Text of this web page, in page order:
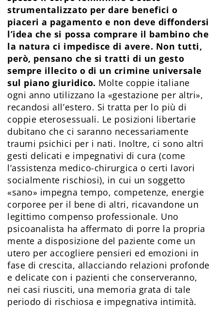
strumentalizzato per dare benefici o
piaceri a pagamento e non deve diffondersi
l’idea che si possa comprare il bambino che
la natura ci impedisce di avere. Non tutti,
però, pensano che si tratti di un gesto
sempre illecito o di un crimine universale
sul piano giuridico. Molte coppie italiane
ogni anno utilizzano la «gestazione per altri»,
recandosi all’estero. Si tratta per lo più di
coppie eterosessuali. Le posizioni libertarie
dubitano che ci saranno necessariamente
traumi psichici per i nati. Inoltre, ci sono altri
gesti delicati e impegnativi di cura (come
l’assistenza medico-chirurgica o certi lavori
socialmente rischiosi), in cui un soggetto
«sano» impegna tempo, competenze, energie
corporee per il bene di altri, ricavandone un
legittimo compenso professionale. Uno
psicoanalista ha affermato di porre la propria
mente a disposizione del paziente come un
utero per accogliere pensieri ed emozioni in
fase di crescita, allacciando relazioni profonde
e delicate con i pazienti che conserveranno,
nei casi riusciti, una memoria grata di tale
periodo di rischiosa e impegnativa intimità.